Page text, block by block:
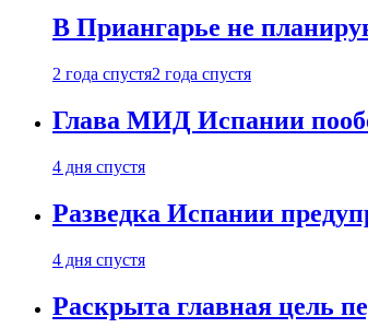
В Приангарье не
2 года спустя2 года спустя
Глава МИД Испании
4 дня спустя
Разведка Испании
4 дня спустя
Раскрыта главная цель